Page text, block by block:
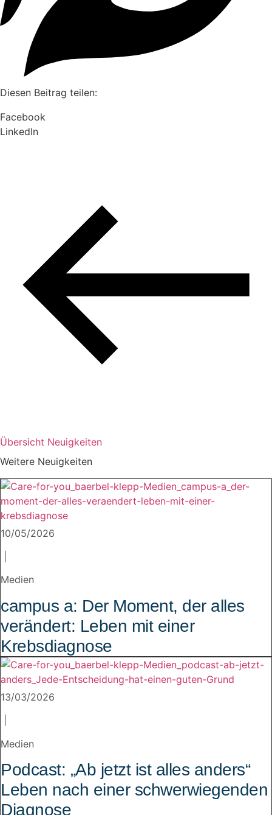
Diesen Beitrag teilen:
Facebook
LinkedIn
Übersicht Neuigkeiten
Weitere Neuigkeiten
10/05/2026
Medien
campus a: Der Moment, der alles
verändert: Leben mit einer
Krebsdiagnose
13/03/2026
Medien
Podcast: „Ab jetzt ist alles anders“
Leben nach einer schwerwiegenden
Diagnose